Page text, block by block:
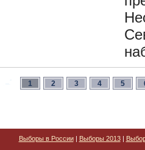
1 2 3 4 5
Выборы в России| Выборы 2013|